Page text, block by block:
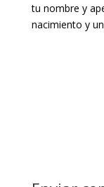
tu nombre y
nacimiento y